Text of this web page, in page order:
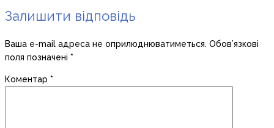
Залишити відповідь
Ваша e-mail адреса не оприлюднюватиметься. Обов’язкові
поля позначені *
Коментар *